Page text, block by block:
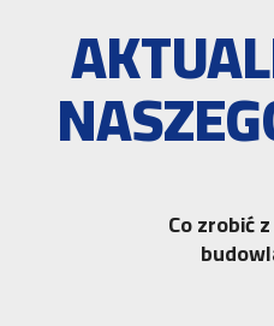
Co zrobić